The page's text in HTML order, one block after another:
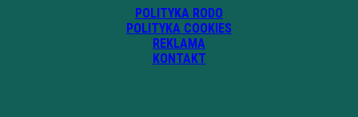
POLITYKA RODO
POLITYKA COOKIES
REKLAMA
KONTAKT